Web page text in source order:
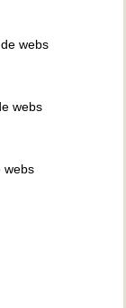
webs
webs
webs